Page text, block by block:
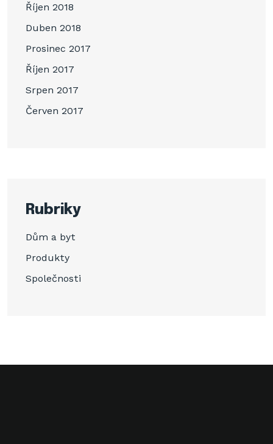
Říjen 2018
Duben 2018
Prosinec 2017
Říjen 2017
Srpen 2017
Červen 2017
Rubriky
Dům a byt
Produkty
Společnosti